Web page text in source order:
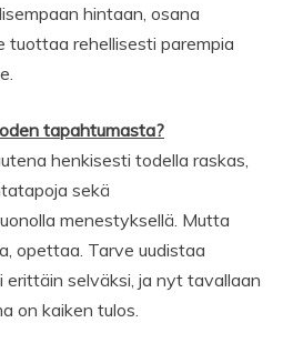
hintaan, osana
tuottaa rehellisesti parempia
tapahtumasta?
henkisesti todella raskas,
sekä
menestyksellä. Mutta
opettaa. Tarve uudistaa
selväksi, ja nyt tavallaan
on kaiken tulos.